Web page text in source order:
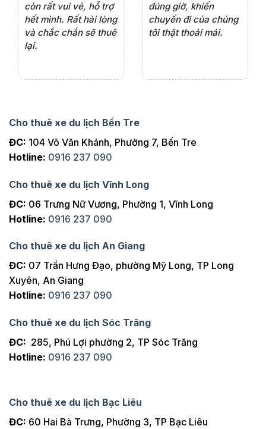
thường xuyên
tài xế. Dịch vụ tận
tâm, chu đáo, sẽ tiếp
tục sử dụng trong
Cho thuê xe du lịch Bến Tre
ĐC: 104 Võ Văn Khánh, Phường 7, Bến Tre
Hotline: 0916 237 090
Cho thuê xe du lịch Vĩnh Long
ĐC: 06 Trưng Nữ Vương, Phường 1, Vĩnh Long
Hotline: 0916 237 090
Cho thuê xe du lịch An Giang
ĐC: 07 Trần Hưng Đạo, phường Mỹ Long, TP Long
Xuyên, An Giang
Hotline: 0916 237 090
Cho thuê xe du lịch Sóc Trăng
ĐC: 285, Phú Lợi phường 2, TP Sóc Trăng
Hotline: 0916 237 090
Cho thuê xe du lịch Bạc Liêu
ĐC: 60 Hai Bà Trưng, Phường 3, TP Bạc Liêu